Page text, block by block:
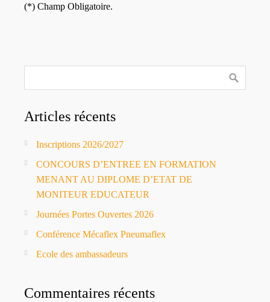
(*) Champ Obligatoire.
Articles récents
Inscriptions 2026/2027
CONCOURS D’ENTREE EN FORMATION
MENANT AU DIPLOME D’ETAT DE
MONITEUR EDUCATEUR
Journées Portes Ouvertes 2026
Conférence Mécaflex Pneumaflex
Ecole des ambassadeurs
Commentaires récents